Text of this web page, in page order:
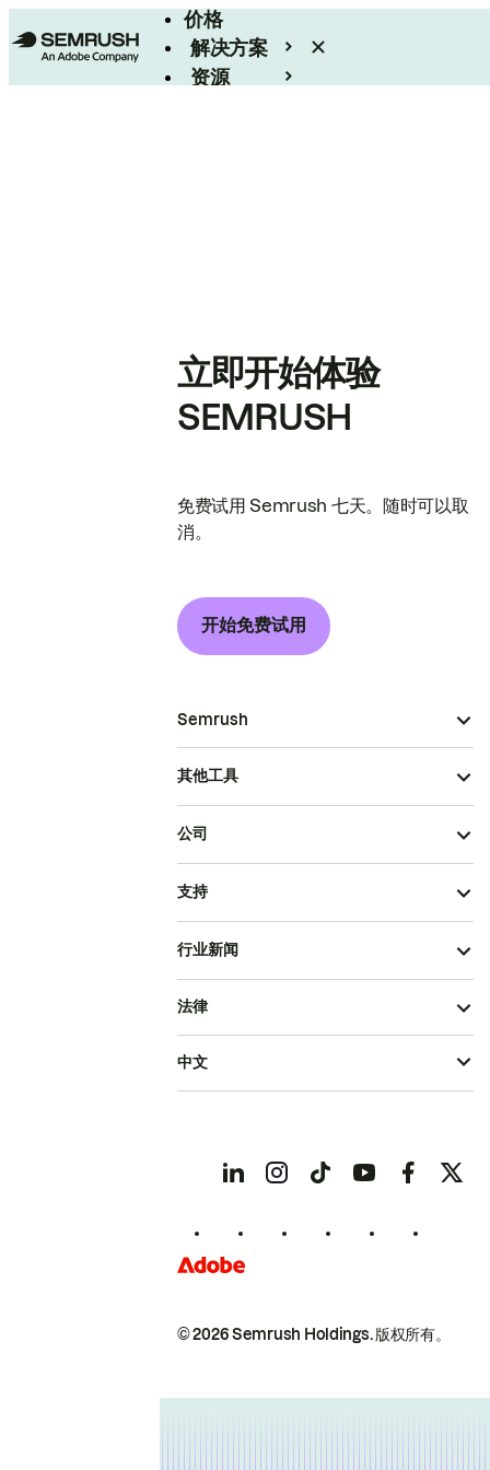
价格
解决方案
资源
立即开始体验
SEMRUSH
免费试用 Semrush 七天。随时可以取
消。
开始免费试用
Semrush
其他工具
公司
支持
行业新闻
© 2026 Semrush Holdings.版权所有。
法律
中文